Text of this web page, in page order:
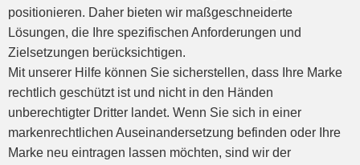
positionieren. Daher bieten wir maßgeschneiderte
Lösungen, die Ihre spezifischen Anforderungen und
Zielsetzungen berücksichtigen.
Mit unserer Hilfe können Sie sicherstellen, dass Ihre Marke
rechtlich geschützt ist und nicht in den Händen
unberechtigter Dritter landet. Wenn Sie sich in einer
markenrechtlichen Auseinandersetzung befinden oder Ihre
Marke neu eintragen lassen möchten, sind wir der